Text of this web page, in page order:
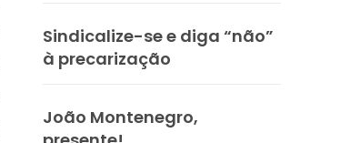
Sindicalize-se e diga “não”
à precarização
João Montenegro,